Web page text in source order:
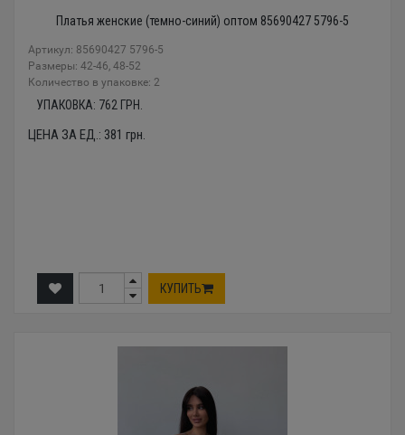
Платья женские (темно-синий) оптом 85690427 5796-5
Артикул: 85690427 5796-5
Размеры: 42-46, 48-52
Количество в упаковке: 2
УПАКОВКА: 762 ГРН.
ЦЕНА ЗА ЕД.: 381 грн.
КУПИТЬ